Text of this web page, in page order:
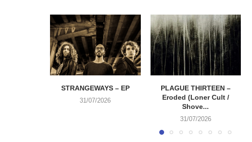
STRANGEWAYS – EP
31/07/2026
PLAGUE THIRTEEN –
Eroded (Loner Cult /
Shove...
31/07/2026